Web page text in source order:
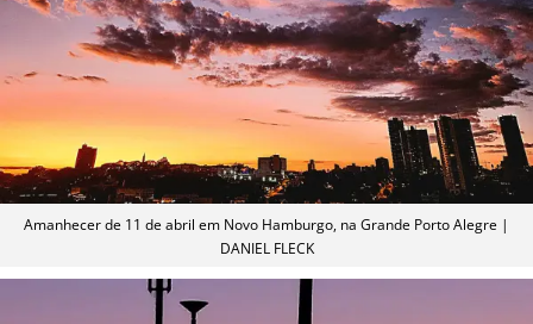
Amanhecer de 11 de abril em Novo Hamburgo, na Grande Porto Alegre |
DANIEL FLECK